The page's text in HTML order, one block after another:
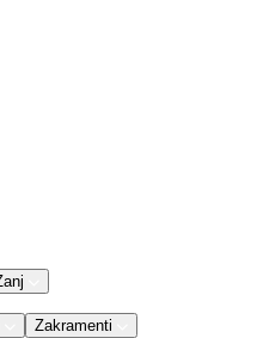
Zakramenti